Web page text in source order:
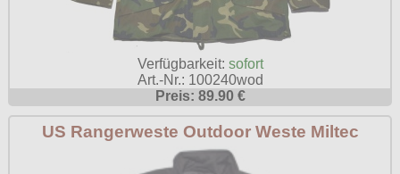
Verfügbarkeit: sofort
Art.-Nr.: 100240wod
Preis: 89.90 €
US Rangerweste Outdoor Weste Miltec